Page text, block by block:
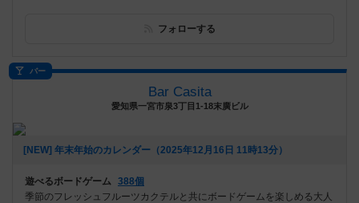
フォローする
バー
Bar Casita
愛知県一宮市泉3丁目1-18末廣ビル
[NEW] 年末年始のカレンダー（2025年12月16日 11時13分）
遊べるボードゲーム 388個
季節のフレッシュフルーツカクテルと共にボードゲームを楽しめる大人